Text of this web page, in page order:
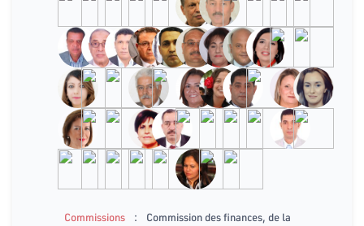
Commissions :
Commission des finances, de la